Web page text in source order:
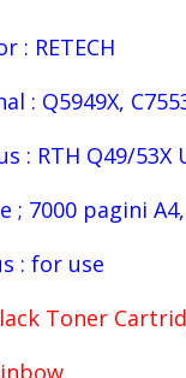
: RETECH
: Q5949X,
: RTH Q49/53X
; 7000 pagini
: for use
Toner